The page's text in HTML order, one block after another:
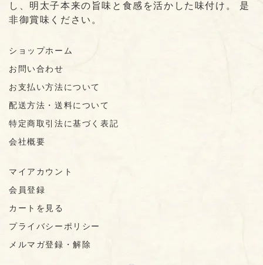
し、明太子本来の旨味と食感を活かした味付け。 是
非御賞味ください。
ショップホーム
お問い合わせ
お支払い方法について
配送方法・送料について
特定商取引法に基づく表記
会社概要
マイアカウント
会員登録
カートを見る
プライバシーポリシー
メルマガ登録・解除